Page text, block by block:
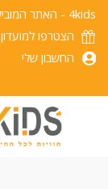
דילוג
לתוכן
4kids - האתר המוביל לאטרקציות ופעילויות למשפחה
הצטרפו למועדון
החשבון שלי